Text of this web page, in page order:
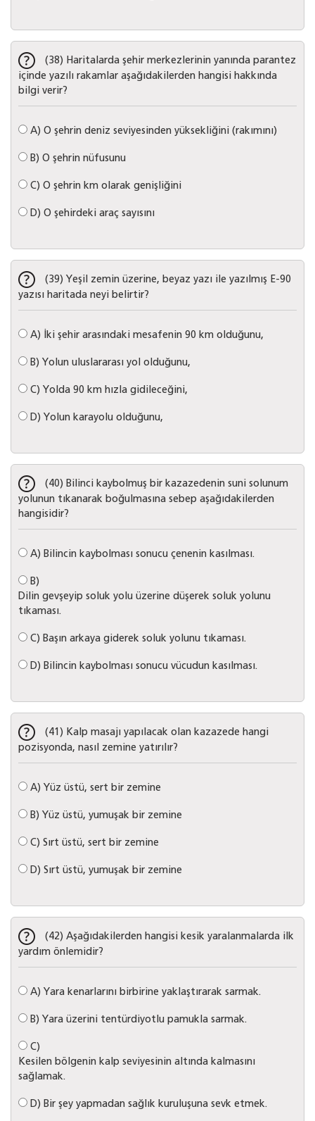
(38) Haritalarda şehir merkezlerinin yanında parantez
içinde yazılı rakamlar aşağıdakilerden hangisi hakkında
bilgi verir?
A) O şehrin deniz seviyesinden yüksekliğini (rakımını)
B) O şehrin nüfusunu
C) O şehrin km olarak genişliğini
D) O şehirdeki araç sayısını
(39) Yeşil zemin üzerine, beyaz yazı ile yazılmış E-90
yazısı haritada neyi belirtir?
A) İki şehir arasındaki mesafenin 90 km olduğunu,
B) Yolun uluslararası yol olduğunu,
C) Yolda 90 km hızla gidileceğini,
D) Yolun karayolu olduğunu,
(40) Bilinci kaybolmuş bir kazazedenin suni solunum
yolunun tıkanarak boğulmasına sebep aşağıdakilerden
hangisidir?
A) Bilincin kaybolması sonucu çenenin kasılması.
B)
Dilin gevşeyip soluk yolu üzerine düşerek soluk yolunu
tıkaması.
C) Başın arkaya giderek soluk yolunu tıkaması.
D) Bilincin kaybolması sonucu vücudun kasılması.
(41) Kalp masajı yapılacak olan kazazede hangi
pozisyonda, nasıl zemine yatırılır?
A) Yüz üstü, sert bir zemine
B) Yüz üstü, yumuşak bir zemine
C) Sırt üstü, sert bir zemine
D) Sırt üstü, yumuşak bir zemine
(42) Aşağıdakilerden hangisi kesik yaralanmalarda ilk
yardım önlemidir?
A) Yara kenarlarını birbirine yaklaştırarak sarmak.
B) Yara üzerini tentürdiyotlu pamukla sarmak.
C)
Kesilen bölgenin kalp seviyesinin altında kalmasını
sağlamak.
D) Bir şey yapmadan sağlık kuruluşuna sevk etmek.